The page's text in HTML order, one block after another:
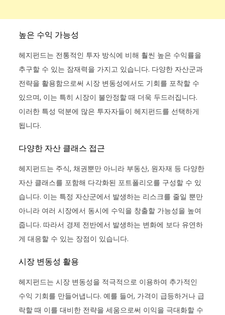
높은 수익 가능성
헤지펀드는 전통적인 투자 방식에 비해 훨씬 높은 수익률을
추구할 수 있는 잠재력을 가지고 있습니다. 다양한 자산군과
전략을 활용함으로써 시장 변동성에서도 기회를 포착할 수
있으며, 이는 특히 시장이 불안정할 때 더욱 두드러집니다.
이러한 특성 덕분에 많은 투자자들이 헤지펀드를 선택하게
됩니다.
다양한 자산 클래스 접근
헤지펀드는 주식, 채권뿐만 아니라 부동산, 원자재 등 다양한
자산 클래스를 포함해 다각화된 포트폴리오를 구성할 수 있
습니다. 이는 특정 자산군에서 발생하는 리스크를 줄일 뿐만
아니라 여러 시장에서 동시에 수익을 창출할 가능성을 높여
줍니다. 따라서 경제 전반에서 발생하는 변화에 보다 유연하
게 대응할 수 있는 장점이 있습니다.
시장 변동성 활용
헤지펀드는 시장 변동성을 적극적으로 이용하여 추가적인
수익 기회를 만들어냅니다. 예를 들어, 가격이 급등하거나 급
락할 때 이를 대비한 전략을 세움으로써 이익을 극대화할 수